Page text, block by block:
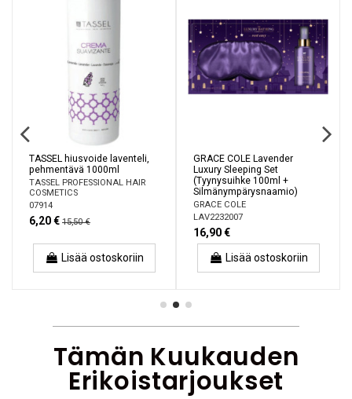
TASSEL hiusvoide laventeli,
pehmentävä 1000ml
TASSEL PROFESSIONAL HAIR
COSMETICS
07914
6,20 € 15,50 €
Lisää ostoskoriin
GRACE COLE Lavender
Luxury Sleeping Set
(Tyynysuihke 100ml +
Silmänympärysnaamio)
GRACE COLE
LAV2232007
16,90 €
Lisää ostoskoriin
Tämän Kuukauden
Erikoistarjoukset